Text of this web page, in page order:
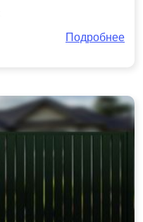
Подробнее